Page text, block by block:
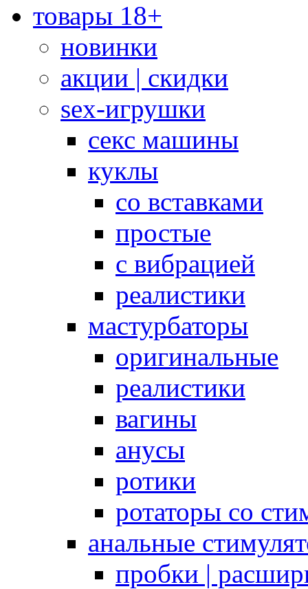
товары 18+
новинки
акции | скидки
sex-игрушки
секс машины
куклы
со вставками
простые
с вибрацией
реалистики
мастурбаторы
оригинальные
реалистики
вагины
анусы
ротики
ротаторы со
анальные
пробки |